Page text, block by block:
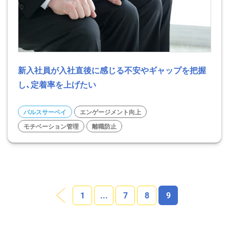
新入社員が入社直後に感じる不安やギャップを把握
し、定着率を上げたい
パルスサーベイ
エンゲージメント向上
モチベーション管理
離職防止
1 ... 7 8 9